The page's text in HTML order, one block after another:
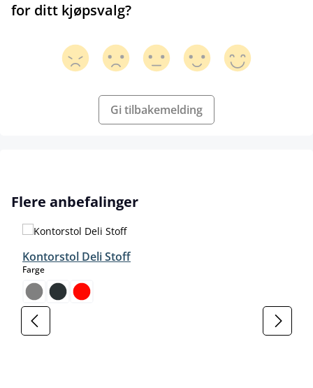
for ditt kjøpsvalg?
Gi tilbakemelding
Hopp over produktgalleri
Flere anbefalinger
Kontorstol Deli Stoff
Fargeselect